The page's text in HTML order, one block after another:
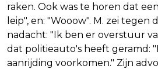
raken. Ook was te horen dat
leip", en: "Wooow". M. zei
nadacht: "Ik ben er overstuur
dat politieauto's heeft geramd:
aanrijding voorkomen." Zijn